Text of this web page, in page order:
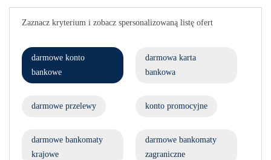
Zaznacz kryterium i zobacz spersonalizowaną listę ofert
darmowe konto
bankowe
darmowe przelewy
darmowe bankomaty
krajowe
darmowa karta
bankowa
konto promocyjne
darmowe bankomaty
zagraniczne